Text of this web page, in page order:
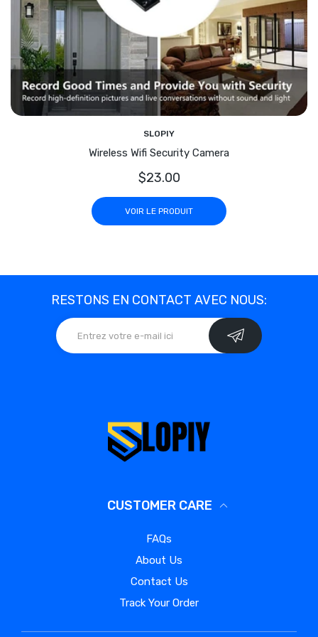
SLOPIY
Wireless Wifi Security Camera
$23.00
VOIR LE PRODUIT
RESTONS EN CONTACT AVEC NOUS:
CUSTOMER CARE
FAQs
About Us
Contact Us
Track Your Order